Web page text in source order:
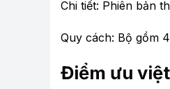
Chi tiết: Phiên bản
Quy cách: Bộ gồm
Điểm ưu